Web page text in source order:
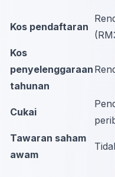
Kos pendaftaran
Kos
penyelenggaraan
tahunan
Cukai
Tawaran saham
awam